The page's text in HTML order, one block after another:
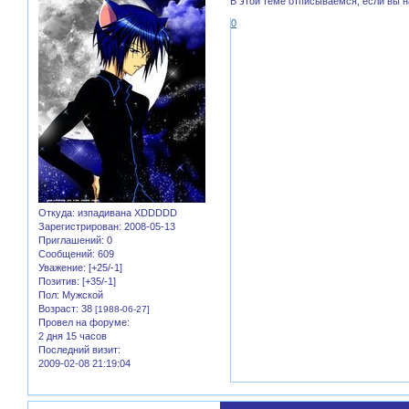
Откуда: изпадивана XDDDDD
Зарегистрирован: 2008-05-13
Приглашений: 0
Сообщений: 609
Уважение: [+25/-1]
Позитив: [+35/-1]
Пол: Мужской
Возраст: 38 [1988-06-27]
Провел на форуме:
2 дня 15 часов
Последний визит:
2009-02-08 21:19:04
0